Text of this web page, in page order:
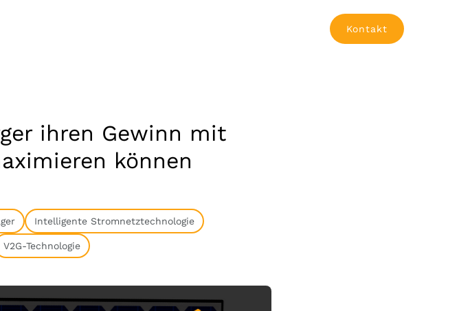
Kontakt
ihren Gewinn mit
können
Intelligente Stromnetztechnologie
V2G-Technologie